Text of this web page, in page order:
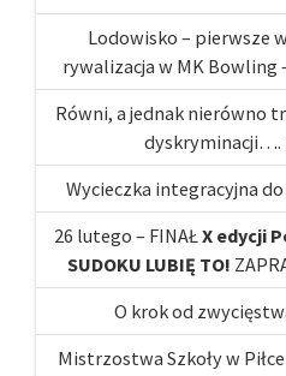
Lodowisko – pierwsze
rywalizacja w MK Bowling
Równi, a jednak nierówno
dyskryminacji….
Wycieczka integracyjna do
26 lutego – FINAŁ X edycji
SUDOKU LUBIĘ TO!
O krok od
Mistrzostwa Szkoły w